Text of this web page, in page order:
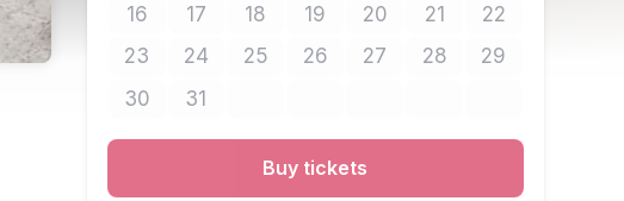
16No tickets available
17No tickets available
18No tickets available
19No tickets available
20No tickets available
21No tickets available
22No tickets
23No tickets available
24No tickets available
25No tickets available
26No tickets available
27No tickets available
28No tickets available
29No tickets
30No tickets available
31No tickets available
Buy tickets